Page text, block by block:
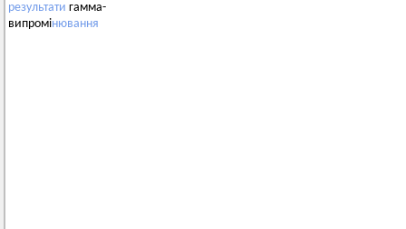
результати гамма-
випромінювання